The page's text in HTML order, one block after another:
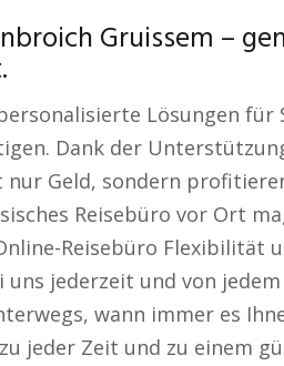
Gruissem –
Lösungen für
Dank der
Geld, sondern
Reisebüro vor Ort
Reisebüro Flexibilität
uns jederzeit und von
wann immer es
jeder Zeit und zu einem